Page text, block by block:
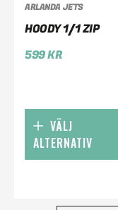
ARLANDA JETS
HOODY 1/1 ZIP
599KR
VÄLJ
ALTERNATIV